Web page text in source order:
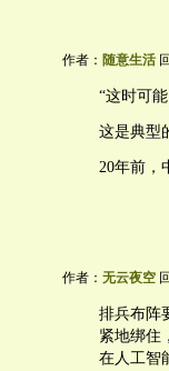
作者： 随意生活
“这时可
这是典型
20年前，
作者： 无云夜空
排兵布阵
紧地绑住
在人工智